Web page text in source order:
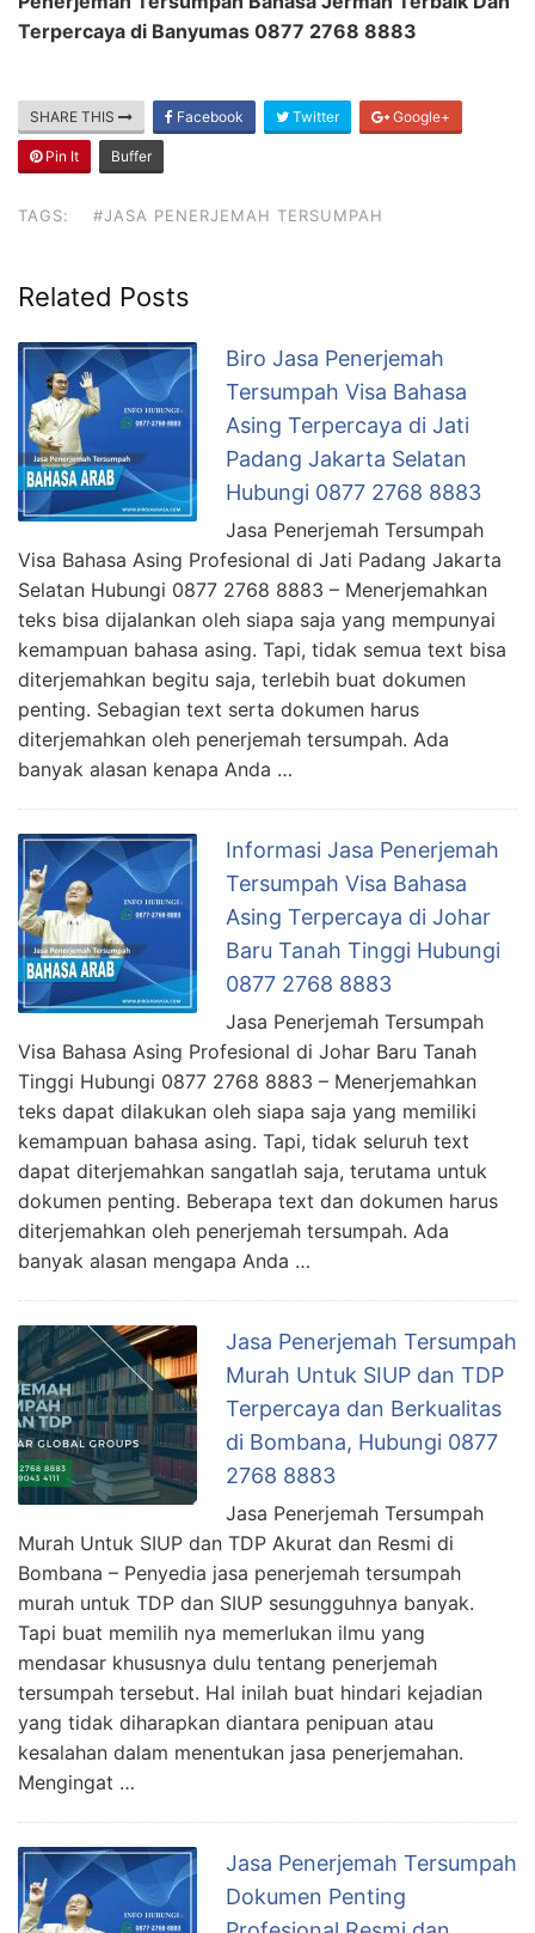
Terpercaya di Banyumas 0877 2768 8883
SHARE THIS Facebook Twitter Google+
Pin It Buffer
TAGS: #JASA PENERJEMAH TERSUMPAH
Related Posts
Biro Jasa Penerjemah
Tersumpah Visa Bahasa
Asing Terpercaya di Jati
Padang Jakarta Selatan
Hubungi 0877 2768 8883
Jasa Penerjemah Tersumpah
Visa Bahasa Asing Profesional di Jati Padang Jakarta
Selatan Hubungi 0877 2768 8883 – Menerjemahkan
teks bisa dijalankan oleh siapa saja yang mempunyai
kemampuan bahasa asing. Tapi, tidak semua text bisa
diterjemahkan begitu saja, terlebih buat dokumen
penting. Sebagian text serta dokumen harus
diterjemahkan oleh penerjemah tersumpah. Ada
banyak alasan kenapa Anda …
Informasi Jasa Penerjemah
Tersumpah Visa Bahasa
Asing Terpercaya di Johar
Baru Tanah Tinggi Hubungi
0877 2768 8883
Jasa Penerjemah Tersumpah
Visa Bahasa Asing Profesional di Johar Baru Tanah
Tinggi Hubungi 0877 2768 8883 – Menerjemahkan
teks dapat dilakukan oleh siapa saja yang memiliki
kemampuan bahasa asing. Tapi, tidak seluruh text
dapat diterjemahkan sangatlah saja, terutama untuk
dokumen penting. Beberapa text dan dokumen harus
diterjemahkan oleh penerjemah tersumpah. Ada
banyak alasan mengapa Anda …
Jasa Penerjemah Tersumpah
Murah Untuk SIUP dan TDP
Terpercaya dan Berkualitas
di Bombana, Hubungi 0877
2768 8883
Jasa Penerjemah Tersumpah
Murah Untuk SIUP dan TDP Akurat dan Resmi di
Bombana – Penyedia jasa penerjemah tersumpah
murah untuk TDP dan SIUP sesungguhnya banyak.
Tapi buat memilih nya memerlukan ilmu yang
mendasar khususnya dulu tentang penerjemah
tersumpah tersebut. Hal inilah buat hindari kejadian
yang tidak diharapkan diantara penipuan atau
kesalahan dalam menentukan jasa penerjemahan.
Mengingat …
Jasa Penerjemah Tersumpah
Dokumen Penting